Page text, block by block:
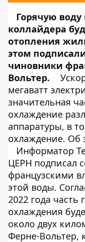
Горячую
коллайдера
отопления
этом
чиновники
Вольтер.
мегаватт
значительная
охлаждение
аппаратуры, в
охлаждение. Об
Информатор
ЦЕРН подписал
французскими
этой воды.
2022 года
охлаждения
около двух
Ферне-Вольтер,